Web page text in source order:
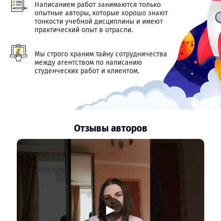
Написанием работ занимаются только
опытные авторы, которые хорошо знают
тонкости учебной дисциплины и имеют
практический опыт в отрасли.
Мы строго храним тайну сотрудничества
между агентством по написанию
студенческих работ и клиентом.
Отзывы авторов
▶